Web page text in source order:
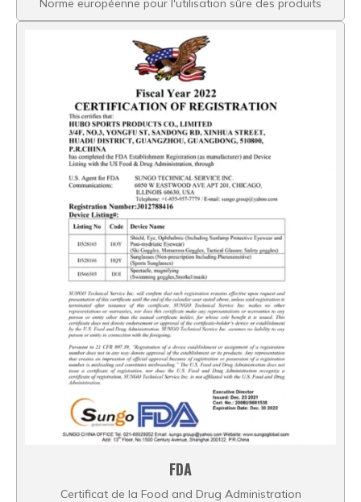
Norme européenne pour l'utilisation sûre des produits
FDA
Certificat de la Food and Drug Administration